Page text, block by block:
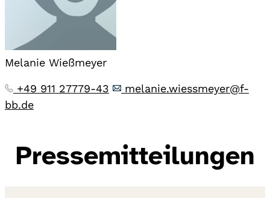
Melanie Wießmeyer
+49 911 27779-43
melanie.wiessmeyer@f-
bb.de
Pressemitteilungen